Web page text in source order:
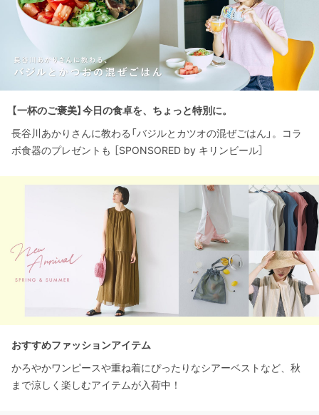
【一杯のご褒美】今日の食卓を、ちょっと特別に。
長谷川あかりさんに教わる「バジルとカツオの混ぜごはん」。コラ
ボ食器のプレゼントも ［SPONSORED by キリンビール］
おすすめファッションアイテム
かろやかワンピースや重ね着にぴったりなシアーベストなど、秋
まで涼しく楽しむアイテムが入荷中！